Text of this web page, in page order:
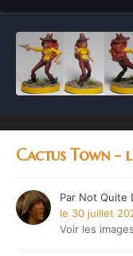
Cactus Town -
Par Not Quite
le 30 juillet
Voir les